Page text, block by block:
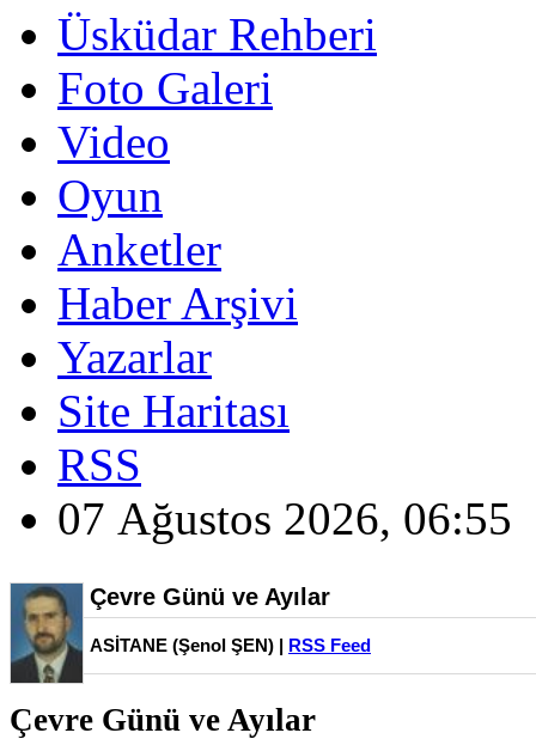
Üsküdar Rehberi
Foto Galeri
Video
Oyun
Anketler
Haber Arşivi
Yazarlar
Site Haritası
RSS
07 Ağustos 2026, 06:55
Çevre Günü ve Ayılar
ASİTANE (Şenol ŞEN) | RSS Feed
Çevre Günü ve Ayılar